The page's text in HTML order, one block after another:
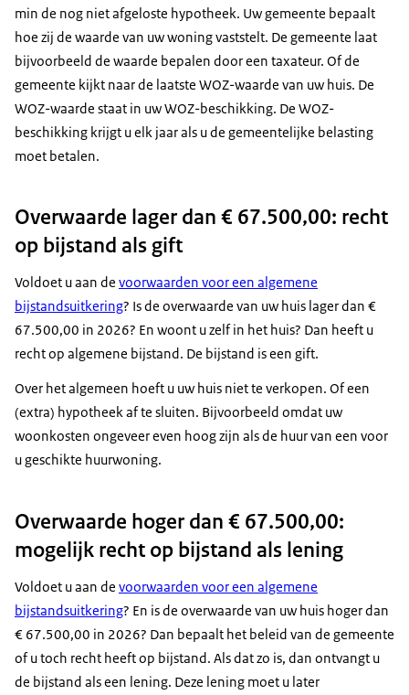
min de nog niet afgeloste hypotheek. Uw gemeente bepaalt
hoe zij de waarde van uw woning vaststelt. De gemeente laat
bijvoorbeeld de waarde bepalen door een taxateur. Of de
gemeente kijkt naar de laatste WOZ-waarde van uw huis. De
WOZ-waarde staat in uw WOZ-beschikking. De WOZ-
beschikking krijgt u elk jaar als u de gemeentelijke belasting
moet betalen.
Overwaarde lager dan € 67.500,00: recht
op bijstand als gift
Voldoet u aan de voorwaarden voor een algemene
bijstandsuitkering? Is de overwaarde van uw huis lager dan €
67.500,00 in 2026? En woont u zelf in het huis? Dan heeft u
recht op algemene bijstand. De bijstand is een gift.
Over het algemeen hoeft u uw huis niet te verkopen. Of een
(extra) hypotheek af te sluiten. Bijvoorbeeld omdat uw
woonkosten ongeveer even hoog zijn als de huur van een voor
u geschikte huurwoning.
Overwaarde hoger dan € 67.500,00:
mogelijk recht op bijstand als lening
Voldoet u aan de voorwaarden voor een algemene
bijstandsuitkering? En is de overwaarde van uw huis hoger dan
€ 67.500,00 in 2026? Dan bepaalt het beleid van de gemeente
of u toch recht heeft op bijstand. Als dat zo is, dan ontvangt u
de bijstand als een lening. Deze lening moet u later